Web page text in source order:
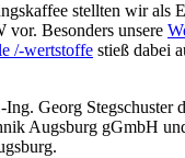
stellten wir als
Besonders unsere
/-wertstoffe stieß dabei
Georg Stegschuster
Augsburg gGmbH